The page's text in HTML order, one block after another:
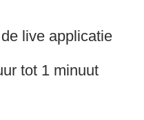
live applicatie
tot 1 minuut